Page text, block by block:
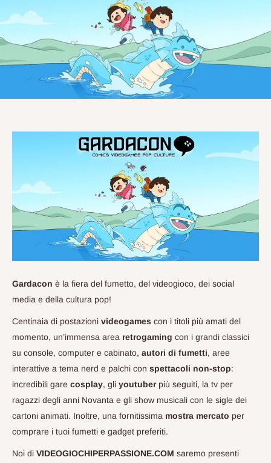
Gardacon è la fiera del fumetto, del videogioco, dei social
media e della cultura pop!
Centinaia di postazioni videogames con i titoli più amati del
momento, un’immensa area retrogaming con i grandi classici
su console, computer e cabinato, autori di fumetti, aree
interattive a tema nerd e palchi con spettacoli non-stop:
incredibili gare cosplay, gli youtuberpiù seguiti, la tv per
ragazzi degli anni Novanta e gli show musicali con le sigle dei
cartoni animati. Inoltre, una fornitissima mostra mercato per
comprare i tuoi fumetti e gadget preferiti.
Noi di VIDEOGIOCHIPERPASSIONE.COM saremo presenti